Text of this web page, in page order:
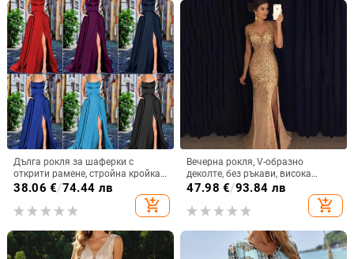
Дълга рокля за шаферки с
открити рамене, стройна кройка
за сватбено тържество
38.06 €/74.44 лв
add_shopping_cart
Вечерна рокля, V-образно
деколте, без ръкави, висока
талия, дълга разкроена пола,
47.98 €/93.84 лв
add_shopping_cart